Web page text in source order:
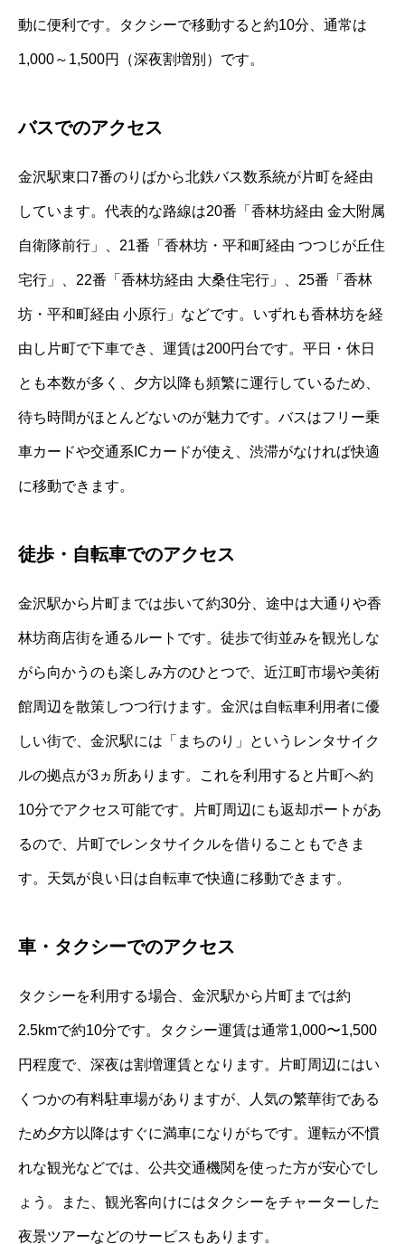
動に便利です。タクシーで移動すると約10分、通常は
1,000～1,500円（深夜割増別）です。
バスでのアクセス
金沢駅東口7番のりばから北鉄バス数系統が片町を経由
しています。代表的な路線は20番「香林坊経由 金大附属
自衛隊前行」、21番「香林坊・平和町経由 つつじが丘住
宅行」、22番「香林坊経由 大桑住宅行」、25番「香林
坊・平和町経由 小原行」などです。いずれも香林坊を経
由し片町で下車でき、運賃は200円台です。平日・休日
とも本数が多く、夕方以降も頻繁に運行しているため、
待ち時間がほとんどないのが魅力です。バスはフリー乗
車カードや交通系ICカードが使え、渋滞がなければ快適
に移動できます。
徒歩・自転車でのアクセス
金沢駅から片町までは歩いて約30分、途中は大通りや香
林坊商店街を通るルートです。徒歩で街並みを観光しな
がら向かうのも楽しみ方のひとつで、近江町市場や美術
館周辺を散策しつつ行けます。金沢は自転車利用者に優
しい街で、金沢駅には「まちのり」というレンタサイク
ルの拠点が3ヵ所あります。これを利用すると片町へ約
10分でアクセス可能です。片町周辺にも返却ポートがあ
るので、片町でレンタサイクルを借りることもできま
す。天気が良い日は自転車で快適に移動できます。
車・タクシーでのアクセス
タクシーを利用する場合、金沢駅から片町までは約
2.5kmで約10分です。タクシー運賃は通常1,000〜1,500
円程度で、深夜は割増運賃となります。片町周辺にはい
くつかの有料駐車場がありますが、人気の繁華街である
ため夕方以降はすぐに満車になりがちです。運転が不慣
れな観光などでは、公共交通機関を使った方が安心でし
ょう。また、観光客向けにはタクシーをチャーターした
夜景ツアーなどのサービスもあります。